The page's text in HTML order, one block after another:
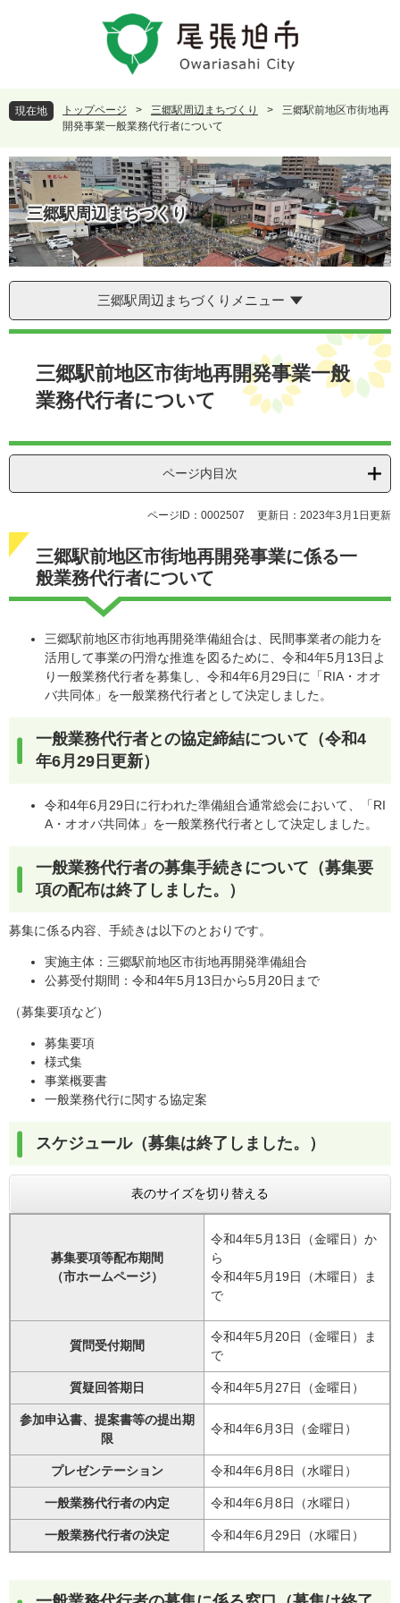
頭
で
。
飛
ば
て
本
文
へ
現在地 トップページ > 三郷駅周辺まちづくり >
三郷駅前地区市街地再
開発事業一般業務代行者について
三郷駅周辺まちづくり
三郷駅周辺まちづくりメニュー
本
三郷駅前地区市街地再開発事業一般
業務代行者について
ページ内目次
ページID：0002507 更新日：2023年3月1日更新
三郷駅前地区市街地再開発事業に係る一
般業務代行者について
三郷駅前地区市街地再開発準備組合は、民間事業者の能力を
活用して事業の円滑な推進を図るために、令和4年5月13日よ
り一般業務代行者を募集し、令和4年6月29日に「RIA・オオ
バ共同体」を一般業務代行者として決定しました。
一般業務代行者との協定締結について（令和4
年6月29日更新）
令和4年6月29日に行われた準備組合通常総会において、「RI
A・オオバ共同体」を一般業務代行者として決定しました。
一般業務代行者の募集手続きについて（募集要
項の配布は終了しました。）
募集に係る内容、手続きは以下のとおりです。
実施主体：三郷駅前地区市街地再開発準備組合
公募受付期間：令和4年5月13日から5月20日まで
（募集要項など）
募集要項
様式集
事業概要書
一般業務代行に関する協定案
スケジュール（募集は終了しました。）
表のサイズを切り替える
募集要項等配布期間
（市ホームページ）
令和4年5月13日（金曜日）か
ら
令和4年5月19日（木曜日）ま
で
質問受付期間
令和4年5月20日（金曜日）ま
で
質疑回答期日 令和4年5月27日（金曜日）
参加申込書、提案書等の提出期
限
令和4年6月3日（金曜日）
プレゼンテーション 令和4年6月8日（水曜日）
一般業務代行者の内定 令和4年6月8日（水曜日）
一般業務代行者の決定 令和4年6月29日（水曜日）